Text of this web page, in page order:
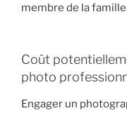
membre de la
Coût
photo
Engager un